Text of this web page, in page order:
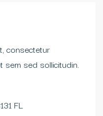
consectetur
sem sed sollicitudin.
FL